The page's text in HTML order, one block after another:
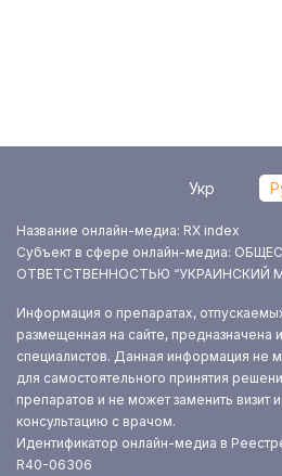
Укр
Название онлайн-медиа: RX index
Субъект в сфере онлайн-медиа:
ОТВЕТСТВЕННОСТЬЮ “УКРАИНСКИЙ
Информация о препаратах,
размещенная на сайте, предназначена
специалистов. Данная информация не
для самостоятельного принятия
препаратов и не может заменить визит
консультацию с врачом.
Идентификатор онлайн-медиа в
R40-06306